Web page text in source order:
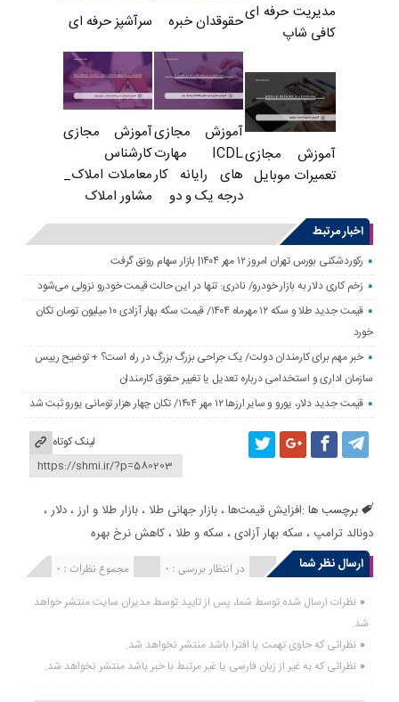
مدیریت حرفه ای
کافی شاپ
حقوقدان خبره سرآشپز حرفه ای
آموزش مجازی
تعمیرات موبایل
آموزش مجازی
ICDL مهارت
های رایانه کار
درجه یک و دو
آموزش مجازی
کارشناس
معاملات املاک_
مشاور املاک
اخبار مرتبط
رکوردشکنی بورس تهران امروز ۱۲ مهر ۱۴۰۴| بازار سهام رونق گرفت
زخم کاری دلار به بازار خودرو/ نادری: تنها در این حالت قیمت خودرو نزولی می‌شود
قیمت جدید طلا و سکه ۱۲ مهرماه ۱۴۰۴/ قیمت سکه بهار آزادی ۱۰ میلیون تومان تکان
خورد
خبر مهم برای کارمندان دولت/ یک جراحی بزرگ بزرگ در راه است؟ + توضیح رییس
سازمان اداری و استخدامی درباره تعدیل یا تغییر حقوق کارمندان
قیمت جدید دلار، یورو و سایر ارزها ۱۲ مهر ۱۴۰۴/ تکان چهار هزار تومانی یورو ثبت شد
لینک کوتاه
برچسب ها :افزایش قیمت‌ها ،بازار جهانی طلا ،بازار طلا و ارز ،دلار ،
دونالد ترامپ ، سکه بهار آزادی ، سکه و طلا ،کاهش نرخ بهره
ارسال نظر شما
مجموع نظرات : 0 در انتظار بررسی : 0 انتشار یافته : 0
نظرات ارسال شده توسط شما، پس از تایید توسط مدیران سایت منتشر خواهد
شد.
نظراتی که حاوی تهمت یا افترا باشد منتشر نخواهد شد.
نظراتی که به غیر از زبان فارسی یا غیر مرتبط با خبر باشد منتشر نخواهد شد.